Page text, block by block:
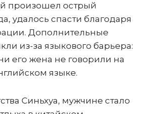
произошел острый
удалось спасти благодаря
Дополнительные
из-за языкового барьера:
его жена не говорили на
языке.
Синьхуа, мужчине стало